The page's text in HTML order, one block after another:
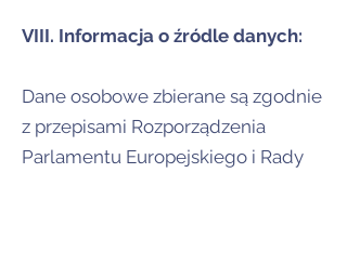
VIII. Informacja o źródle danych:
Dane osobowe zbierane są zgodnie
z przepisami Rozporządzenia
Parlamentu Europejskiego i Rady